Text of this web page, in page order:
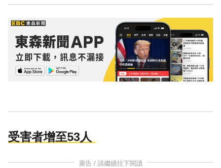
受害者增至53人
廣告 / 請繼續往下閱讀